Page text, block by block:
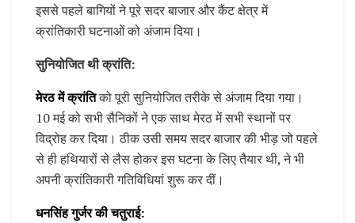
इससे पहले बागियों ने पूरे सदर बाजार और कैंट क्षेत्र में
क्रांतिकारी घटनाओं को अंजाम दिया।
सुनियोजित थी क्रांति:
मेरठ में क्रांतिको पूरी सुनियोजित तरीके से अंजाम दिया गया।
10 मई को सभी सैनिकों ने एक साथ मेरठ में सभी स्थानों पर
विद्रोह कर दिया। ठीक उसी समय सदर बाजार की भीड़ जो पहले
से ही हथियारों से लैस होकर इस घटना के लिए तैयार थी, ने भी
अपनी क्रांतिकारी गतिविधियां शुरू कर दीं।
धनसिंह गुर्जर की चतुराई: